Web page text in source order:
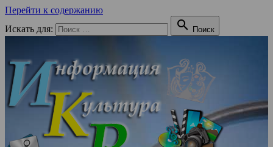
Перейти к содержанию
Искать для:
 Поиск